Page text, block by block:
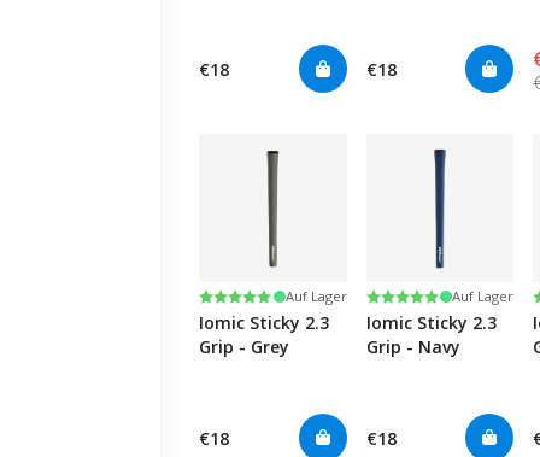
€18 €18
Bewertung:
5.0 von 5 Sternen
Auf Lager
Iomic Sticky 2.3
Grip - Grey
€18
Bewertung:
5.0 von 5 Sternen
Auf Lager
Iomic Sticky 2.3
Grip - Navy
€18